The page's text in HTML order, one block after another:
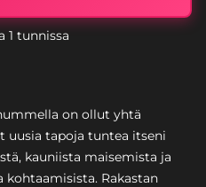
1 tunnissa
on ollut yhtä
uusia tapoja tuntea itseni
kauniista maisemista ja
Rakastan